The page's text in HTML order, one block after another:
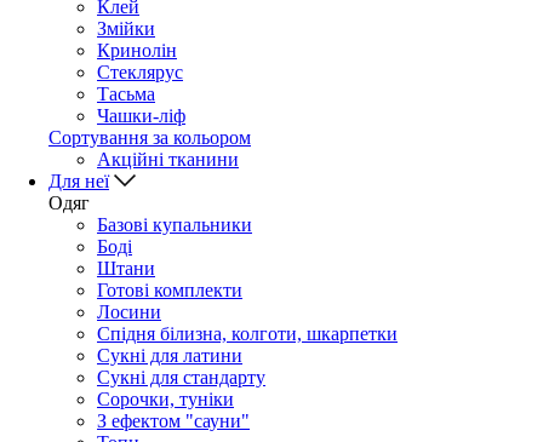
Клей
Змійки
Кринолін
Стеклярус
Тасьма
Чашки-ліф
Сортування за кольором
Акційні тканини
Для неї
Одяг
Базові купальники
Боді
Штани
Готові комплекти
Лосини
Спідня білизна, колготи, шкарпетки
Сукні для латини
Сукні для стандарту
Сорочки, туніки
З ефектом "сауни"